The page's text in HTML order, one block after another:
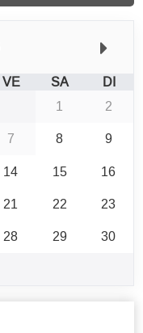
VE SA
DI
1
2
7 8
9
14 15
16
21 22
23
28 29
30